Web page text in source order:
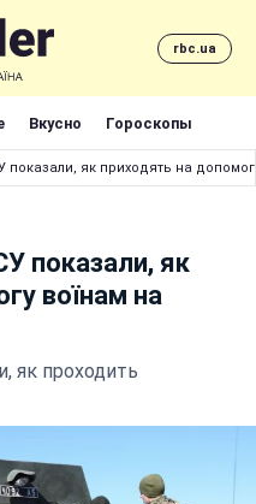
rbc.ua
Вкусно Гороскопы
показали, як приходять на
показали, як
воїнам на
як проходить